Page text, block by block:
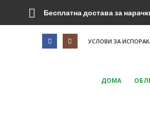
Бесплатна достава за
УСЛОВИ ЗА
ДОМА